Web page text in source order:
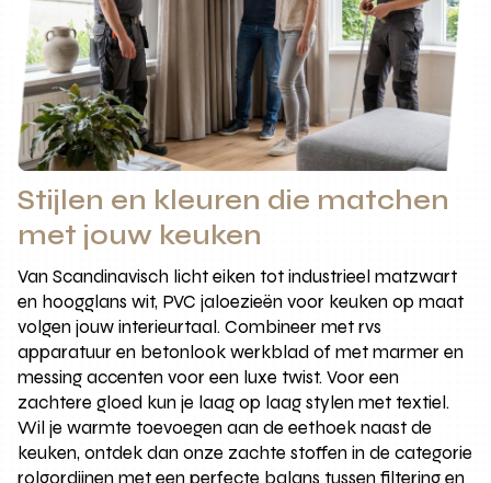
Stijlen en kleuren die matchen
met jouw keuken
Van Scandinavisch licht eiken tot industrieel matzwart
en hoogglans wit, PVC jaloezieën voor keuken op maat
volgen jouw interieurtaal. Combineer met rvs
apparatuur en betonlook werkblad of met marmer en
messing accenten voor een luxe twist. Voor een
zachtere gloed kun je laag op laag stylen met textiel.
Wil je warmte toevoegen aan de eethoek naast de
keuken, ontdek dan onze zachte stoffen in de categorie
rolgordijnen met een perfecte balans tussen filtering en